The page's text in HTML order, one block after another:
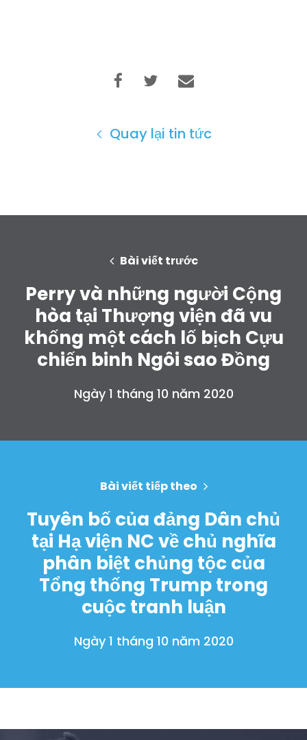
Nhấn
Vote
Quay lại tin tức
Bài viết trước
Perry và những người Cộng
hòa tại Thượng viện đã vu
khống một cách lố bịch Cựu
chiến binh Ngôi sao Đồng
Ngày 1 tháng 10 năm 2020
Bài viết tiếp theo
Tuyên bố của đảng Dân chủ
tại Hạ viện NC về chủ nghĩa
phân biệt chủng tộc của
Tổng thống Trump trong
cuộc tranh luận
Ngày 1 tháng 10 năm 2020